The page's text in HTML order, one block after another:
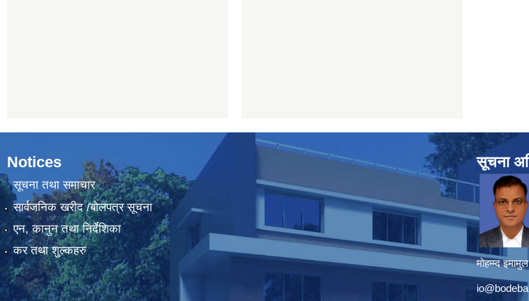
Notices
सूचना तथा समाचार
सार्वजनिक खरीद /बोलपत्र सूचना
एन, कानुन तथा निर्देशिका
कर तथा शुल्कहरु
सूचना
मोहम्म्द